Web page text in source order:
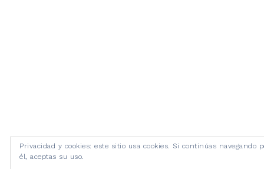
Privacidad y cookies: este sitio usa cookies. Si continúas navegando
él, aceptas su uso.